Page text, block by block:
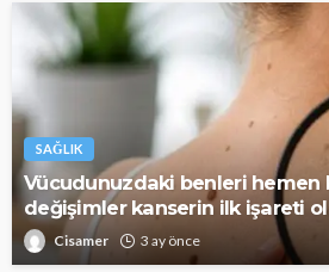
SAĞLIK
Vücudunuzdaki benleri hemen
değişimler kanserin ilk işareti
Cisamer 3 ay önce